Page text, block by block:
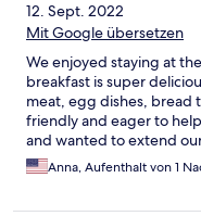
12. Sept. 2022
Mit Google übersetzen
We enjoyed staying at
breakfast is super
meat, egg dishes, bread
friendly and eager to
and wanted to extend
unfortunately no rooms
back !
Anna, Aufenthalt von 1